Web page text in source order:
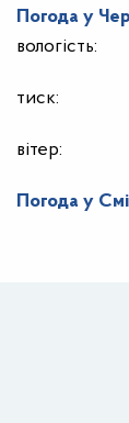
Погода у
вологість:
тиск:
вітер:
Погода у